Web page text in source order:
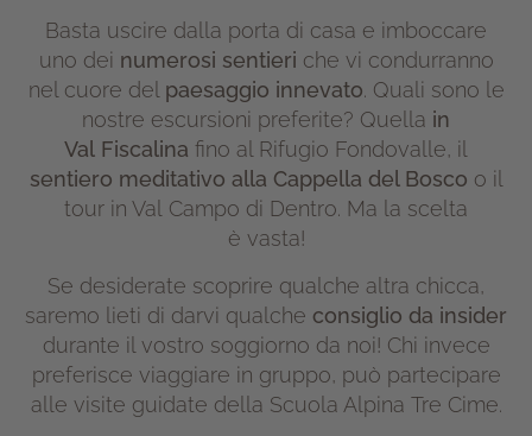
Basta uscire dalla porta di casa e imboccare
uno dei numerosi sentieri che vi condurranno
nel cuore del paesaggio innevato. Quali sono le
nostre escursioni preferite? Quella in
Val Fiscalina fino al Rifugio Fondovalle, il
sentiero meditativo alla Cappella del Bosco o il
tour in Val Campo di Dentro. Ma la scelta
è vasta!
Se desiderate scoprire qualche altra chicca,
saremo lieti di darvi qualche consiglio da insider
durante il vostro soggiorno da noi! Chi invece
preferisce viaggiare in gruppo, può partecipare
alle visite guidate della Scuola Alpina Tre Cime.